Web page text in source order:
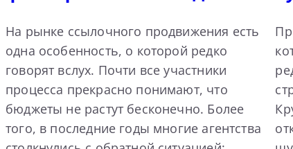
На рынке ссылочного продвижения есть
одна особенность, о которой редко
говорят вслух. Почти все участники
процесса прекрасно понимают, что
бюджеты не растут бесконечно. Более
того, в последние годы многие агентства